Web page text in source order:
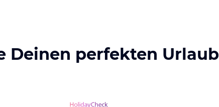
Deinen perfekten Urlaub